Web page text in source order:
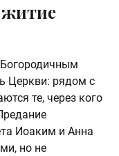
житие
Церкви: рядом с
те, через кого
Иоаким и Анна
но не